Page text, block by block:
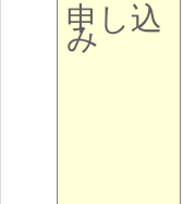
申し込
み